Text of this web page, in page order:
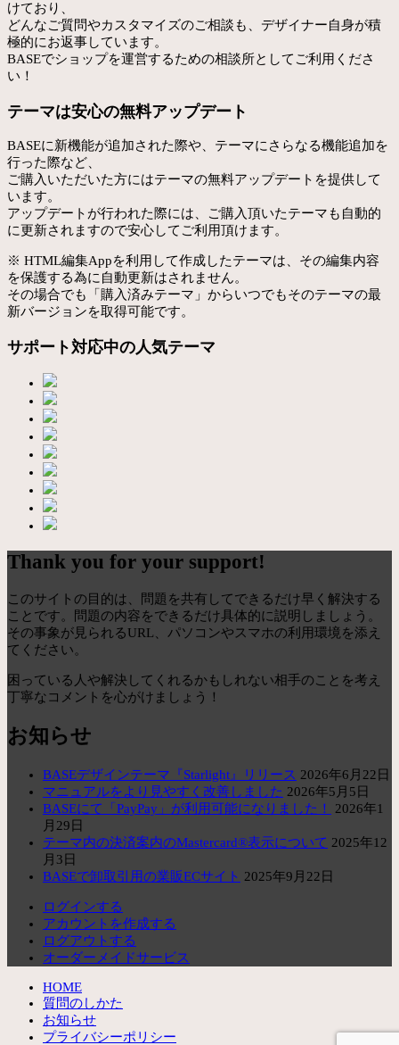
けており、
どんなご質問やカスタマイズのご相談も、デザイナー自身が積
極的にお返事しています。
BASEでショップを運営するための相談所としてご利用くださ
い！
テーマは安心の無料アップデート
BASEに新機能が追加された際や、テーマにさらなる機能追加を
行った際など、
ご購入いただいた方にはテーマの無料アップデートを提供して
います。
アップデートが行われた際には、ご購入頂いたテーマも自動的
に更新されますので安心してご利用頂けます。
※ HTML編集Appを利用して作成したテーマは、その編集内容
を保護する為に自動更新はされません。
その場合でも「購入済みテーマ」からいつでもそのテーマの最
新バージョンを取得可能です。
サポート対応中の人気テーマ
Thank you for your support!
このサイトの目的は、問題を共有してできるだけ早く解決する
ことです。問題の内容をできるだけ具体的に説明しましょう。
その事象が見られるURL、パソコンやスマホの利用環境を添え
てください。
困っている人や解決してくれるかもしれない相手のことを考え
丁寧なコメントを心がけましょう！
お知らせ
BASEデザインテーマ『Starlight』リリース 2026年6月22日
マニュアルをより見やすく改善しました 2026年5月5日
BASEにて「PayPay」が利用可能になりました！
2026年1
月29日
テーマ内の決済案内のMastercard®表示について 2025年12
月3日
BASEで卸取引用の業販ECサイト 2025年9月22日
ログインする
アカウントを作成する
ログアウトする
オーダーメイドサービス
HOME
質問のしかた
お知らせ
プライバシーポリシー